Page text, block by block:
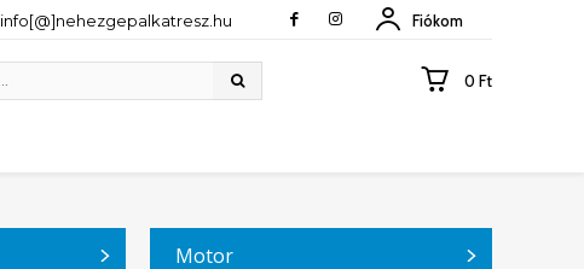
info[@]nehezgepalkatresz.hu Fiókom
0 Ft
Motor